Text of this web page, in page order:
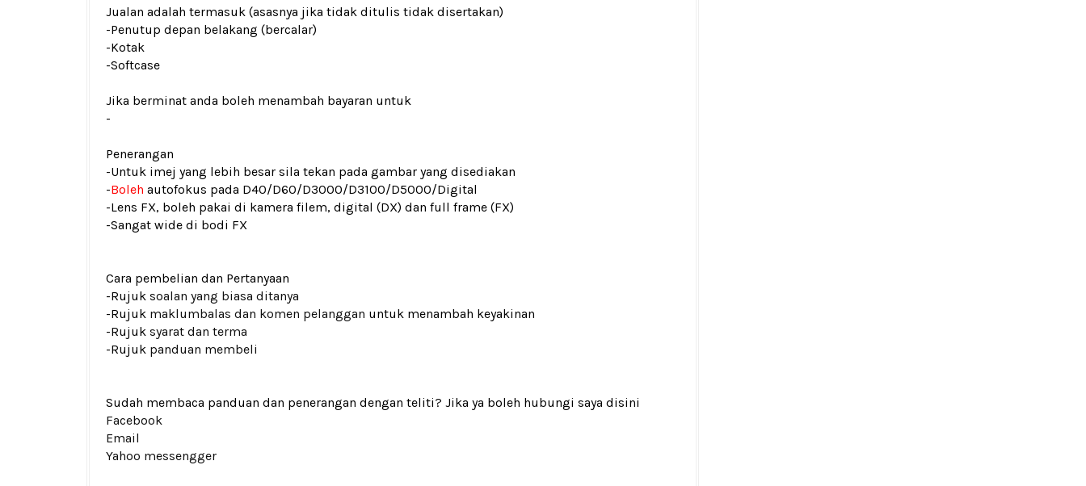
Jualan adalah termasuk (asasnya jika tidak ditulis tidak disertakan)
-Penutup depan belakang (bercalar)
-Kotak
-Softcase
Jika berminat anda boleh menambah bayaran untuk
-
Penerangan
-Untuk imej yang lebih besar sila tekan pada gambar yang disediakan
-Boleh autofokus pada D40/D60/D3000/D3100/D5000/Digital
-Lens FX, boleh pakai di kamera filem, digital (DX) dan full frame (FX)
-Sangat wide di bodi FX
Cara pembelian dan Pertanyaan
-Rujuk soalan yang biasa ditanya
-Rujuk maklumbalas dan komen pelanggan untuk menambah keyakinan
-Rujuk syarat dan terma
-Rujuk panduan membeli
Sudah membaca panduan dan penerangan dengan teliti? Jika ya boleh hubungi saya disini
Facebook
Email
Yahoo messengger